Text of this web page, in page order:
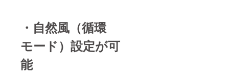
・自然風（循環
モード）設定が可
能